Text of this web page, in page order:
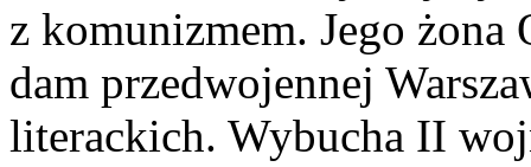
z komunizmem. Jego
dam przedwojennej
literackich. Wybucha II